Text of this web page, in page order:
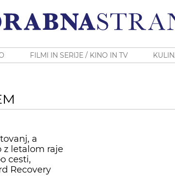
FILMI IN SERIJE / KINO IN TV
a
letalom raje
cesti,
Recovery